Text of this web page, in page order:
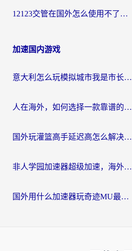
12123交管在国外怎么使用不了？海外华人必看的无缝访问国内资源指南
加速国内游戏
意大利怎么玩模拟城市我是市长？海外党国服游戏加速终极攻略（附三国3量子特攻解决办法）
人在海外，如何选择一款靠谱的玩剑灵2加速器？
国外玩灌篮高手延迟高怎么解决？海外玩家国服游戏加速终极指南
非人学园加速器超级加速，海外玩家重返国服的通行证
国外用什么加速器玩奇迹MU最好？2026海外玩家国服游戏加速全攻略